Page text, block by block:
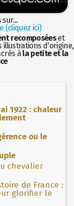
(cliquez ici)
recomposéeset
illustrations d'origine,
à la petite et la
1922 : chaleur
ou le
chevalier
de France :
glorifier le